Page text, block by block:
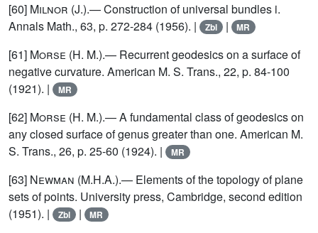
[60] Milnor (J.).— Construction of universal bundles i.
Annals Math., 63, p. 272-284 (1956). |
Zbl | MR
[61] Morse (H. M.).— Recurrent geodesics on a surface of
negative curvature. American M. S. Trans., 22, p. 84-100
(1921). |
MR
[62] Morse (H. M.).— A fundamental class of geodesics on
any closed surface of genus greater than one. American M.
S. Trans., 26, p. 25-60 (1924). |
MR
[63] Newman (M.H.A.).— Elements of the topology of plane
sets of points. University press, Cambridge, second edition
(1951). |
Zbl | MR